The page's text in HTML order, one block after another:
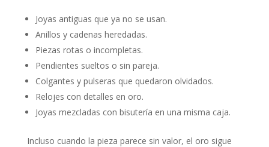
Joyas antiguas que ya no se usan.
Anillos y cadenas heredadas.
Piezas rotas o incompletas.
Pendientes sueltos o sin pareja.
Colgantes y pulseras que quedaron olvidados.
Relojes con detalles en oro.
Joyas mezcladas con bisutería en una misma caja.
Incluso cuando la pieza parece sin valor, el oro sigue